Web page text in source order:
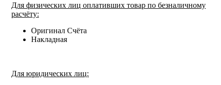
Для физических лиц оплативших товар по безналичному
расчёту:
Оригинал Счёта
Накладная
Для юридических лиц: